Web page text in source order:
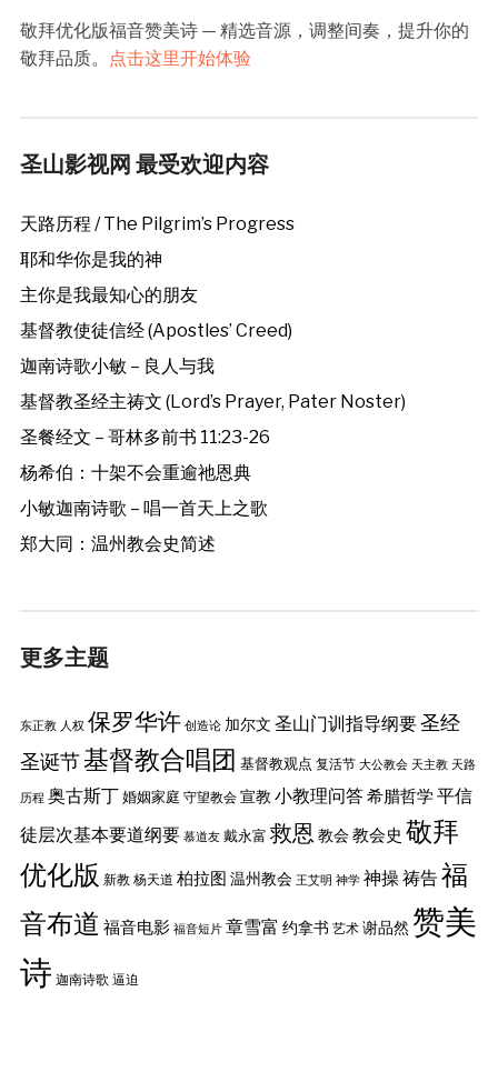
敬拜优化版福音赞美诗 — 精选音源，调整间奏，提升你的
敬拜品质。
点击这里开始体验
圣山影视网 最受欢迎内容
天路历程 / The Pilgrim’s Progress
耶和华你是我的神
主你是我最知心的朋友
基督教使徒信经 (Apostles’ Creed)
迦南诗歌小敏 – 良人与我
基督教圣经主祷文 (Lord’s Prayer, Pater Noster)
圣餐经文 – 哥林多前书 11:23-26
杨希伯：十架不会重逾祂恩典
小敏迦南诗歌 – 唱一首天上之歌
郑大同：温州教会史简述
更多主题
东正教 人权 保罗华许 创造论 加尔文 圣山门训指导纲要圣经
圣诞节基督教合唱团 基督教观点 复活节 大公教会 天主教 天路
历程 奥古斯丁婚姻家庭 守望教会 宣教 小教理问答希腊哲学平信
徒层次基本要道纲要 慕道友 戴永富 救恩 教会教会史 敬拜
优化版 新教 杨天道 柏拉图 温州教会 王艾明 神学 神操祷告福
音布道 福音电影 福音短片 章雪富 约拿书 艺术 谢品然 赞美
诗 迦南诗歌 逼迫